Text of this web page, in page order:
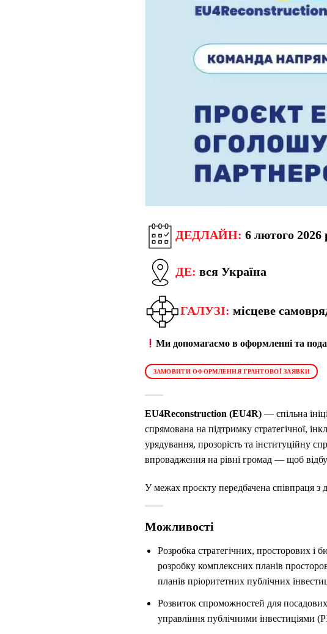
ДЕДЛАЙН: 6 лютого 2026
ДЕ: вся Україна
ГАЛУЗІ: місцеве
Ми допомагаємо в оформленні та
ЗАМОВИТИ ОФОРМЛЕННЯ ГРАНТОВОЇ ЗАЯВКИ
EU4Reconstruction (EU4R) — спільна
спрямована на підтримку стратегічної,
урядування, прозорість та інституційну
впровадження на рівні громад — щоб
У межах проєкту передбачена співпраця з
Можливості
Розробка стратегічних, просторових і
розробку комплексних планів
планів пріоритетних публічних
Розвиток спроможностей для
управління публічними інвестиціями